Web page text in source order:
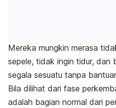
Mereka mungkin merasa
sepele, tidak ingin tidur, dan
segala sesuatu tanpa
Bila dilihat dari fase
adalah bagian normal dari